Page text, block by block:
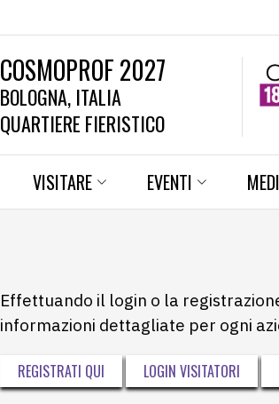
COSMOPROF 2027
BOLOGNA, ITALIA
QUARTIERE FIERISTICO
VISITARE EVENTI
Effettuando il login o la
informazioni dettagliate per ogni
REGISTRATI QUI LOGIN VISITATORI